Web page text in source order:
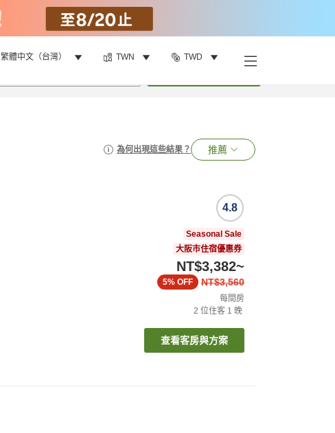
繁體中文（台灣） TWN TWD
為何出現這些結果？ 推薦
4.8
Seasonal Sale
大阪市住宿優惠券
NT$3,382~
NT$3,560
5% OFF
每間房
2 位住客 1 晚
查看客房與方案